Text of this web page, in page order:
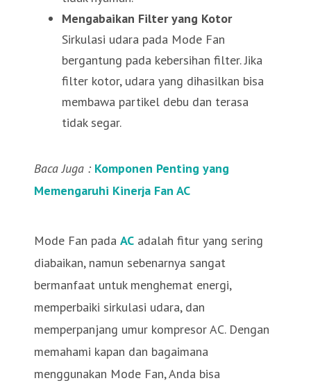
Mengabaikan Filter yang Kotor
Sirkulasi udara pada Mode Fan
bergantung pada kebersihan filter. Jika
filter kotor, udara yang dihasilkan bisa
membawa partikel debu dan terasa
tidak segar.
Baca Juga : Komponen Penting yang
Memengaruhi Kinerja Fan AC
Mode Fan pada AC adalah fitur yang sering
diabaikan, namun sebenarnya sangat
bermanfaat untuk menghemat energi,
memperbaiki sirkulasi udara, dan
memperpanjang umur kompresor AC. Dengan
memahami kapan dan bagaimana
menggunakan Mode Fan, Anda bisa